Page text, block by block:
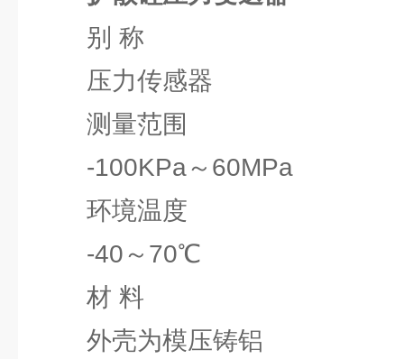
别 称
压力传感器
测量范围
-100KPa～60MPa
环境温度
-40～70℃
材 料
外壳为模压铸铝